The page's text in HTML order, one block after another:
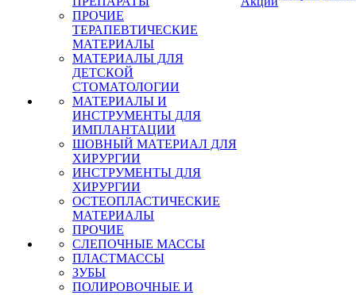
ПРОЧИЕ
ТЕРАПЕВТИЧЕСКИЕ
МАТЕРИАЛЫ
МАТЕРИАЛЫ ДЛЯ
ДЕТСКОЙ
СТОМАТОЛОГИИ
МАТЕРИАЛЫ И
ИНСТРУМЕНТЫ ДЛЯ
ИМПЛАНТАЦИИ
ШОВНЫЙ МАТЕРИАЛ ДЛЯ
ХИРУРГИИ
ИНСТРУМЕНТЫ ДЛЯ
ХИРУРГИИ
ОСТЕОПЛАСТИЧЕСКИЕ
МАТЕРИАЛЫ
ПРОЧИЕ
СЛЕПОЧНЫЕ МАССЫ
ПЛАСТМАССЫ
ЗУБЫ
ПОЛИРОВОЧНЫЕ И